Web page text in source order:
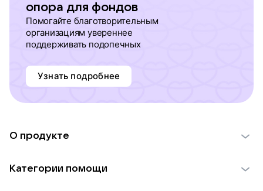
опора для фондов
Помогайте благотворительным
организациям увереннее
поддерживать подопечных
Узнать подробнее
О продукте
Категории помощи